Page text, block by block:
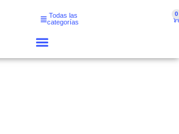
Todas las
categorías
0